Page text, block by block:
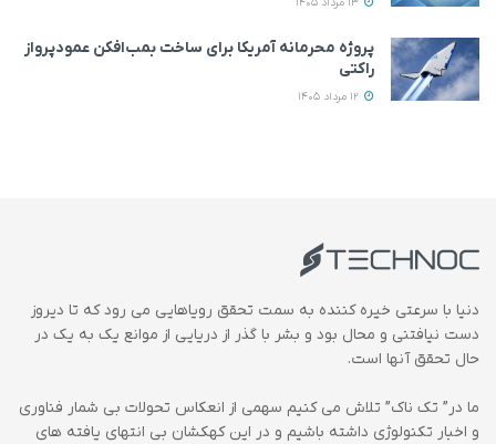
پروژه محرمانه آمریکا برای ساخت بمب‌افکن عمودپرواز
راکتی
دنیا با سرعتی خیره کننده به سمت تحقق رویاهایی می رود که تا دیروز
دست نیافتنی و محال بود و بشر با گذر از دریایی از موانع یک به یک در
حال تحقق آنها است.
ما در” تک ناک” تلاش می کنیم سهمی از انعکاس تحولات بی شمار فناوری
و اخبار تکنولوژی داشته باشیم و در این کهکشان بی انتهای یافته های